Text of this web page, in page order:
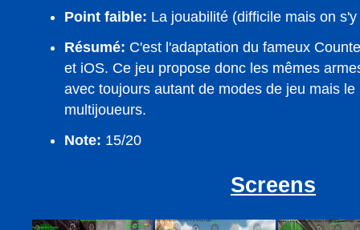
Point faible: La jouabilité (difficile mais on
Résumé: C'est l'adaptation du fameux
et iOS. Ce jeu propose donc les mêmes
avec toujours autant de modes de jeu mais
multijoueurs.
Note: 15/20
Screens